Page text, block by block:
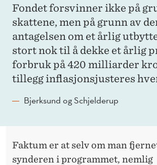
Fondet forsvinner ikke på
skattene, men på grunn av
antagelsen om et årlig
stort nok til å dekke et årlig
forbruk på 420 milliarder
tillegg inflasjonsjusteres
Bjerksund og Schjelderup
Faktum er at selv om man
synderen i programmet, nemlig